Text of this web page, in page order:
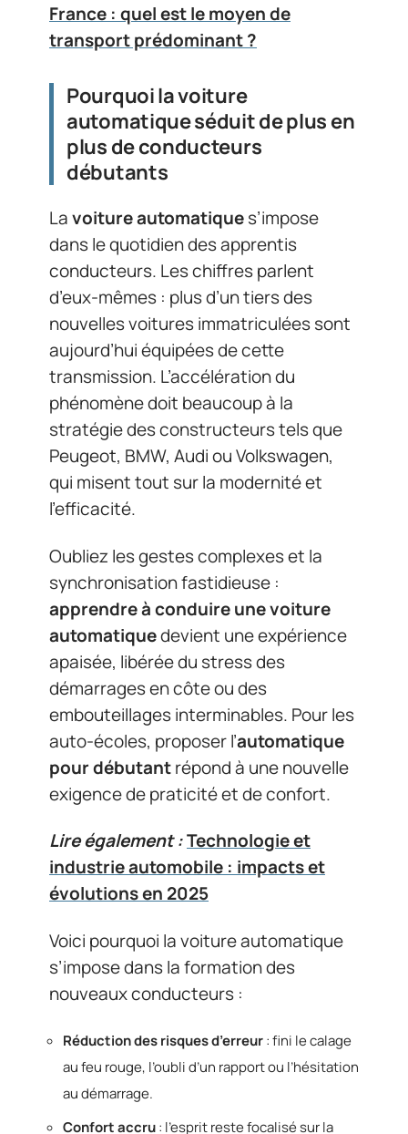
France : quel est le moyen de
transport prédominant ?
Pourquoi la voiture
automatique séduit de plus en
plus de conducteurs
débutants
Lavoiture automatiques’impose
dans le quotidien des apprentis
conducteurs. Les chiffres parlent
d’eux-mêmes : plus d’un tiers des
nouvelles voitures immatriculées sont
aujourd’hui équipées de cette
transmission. L’accélération du
phénomène doit beaucoup à la
stratégie des constructeurs tels que
Peugeot, BMW, Audi ou Volkswagen,
qui misent tout sur la modernité et
l’efficacité.
Oubliez les gestes complexes et la
synchronisation fastidieuse :
apprendre à conduire une voiture
automatiquedevient une expérience
apaisée, libérée du stress des
démarrages en côte ou des
embouteillages interminables. Pour les
auto-écoles, proposer l’automatique
pour débutantrépond à une nouvelle
exigence de praticité et de confort.
Lire également :Technologie et
industrie automobile : impacts et
évolutions en 2025
Voici pourquoi la voiture automatique
s’impose dans la formation des
nouveaux conducteurs :
Réduction des risques d’erreur: fini le calage
au feu rouge, l’oubli d’un rapport ou l’hésitation
au démarrage.
Confort accru: l’esprit reste focalisé sur la